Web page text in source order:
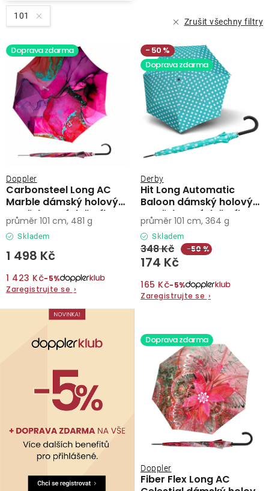
101
Zrušit všechny filtry
Doprava zdarma
Carbonsteel Long AC
Marble dámský holový
vystřelovací deštník
Doppler
Skladem
1 498 Kč
1 423 Kč−5%
Zaregistrujte se ›
průměr 101 cm, 481 g
50 %
Doprava zdarma
Hit Long Automatic
Baloon dámský holový
vystřelovací deštník
Derby
Skladem
174 Kč
348 Kč −50 %
165 Kč−5%
Zaregistrujte se ›
průměr 101 cm, 364 g
Doprava zdarma
Fiber Flex Long AC
Doppler